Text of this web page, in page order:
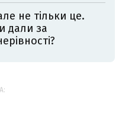
не тільки це.
дали за